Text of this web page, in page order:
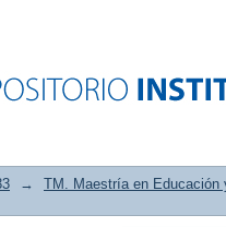
→ TM. Maestría en Educación